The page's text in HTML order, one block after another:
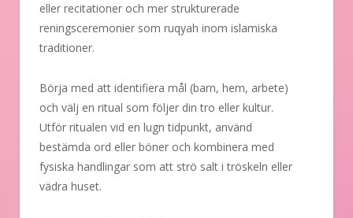
eller recitationer och mer strukturerade
reningsceremonier som ruqyah inom islamiska
traditioner.
Börja med att identifiera mål (barn, hem, arbete)
och välj en ritual som följer din tro eller kultur.
Utför ritualen vid en lugn tidpunkt, använd
bestämda ord eller böner och kombinera med
fysiska handlingar som att strö salt i tröskeln eller
vädra huset.